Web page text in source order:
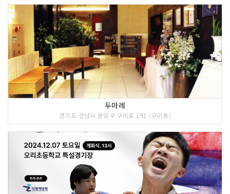
두마레
경기도 성남시 분당구 구미로 191 (구미동)